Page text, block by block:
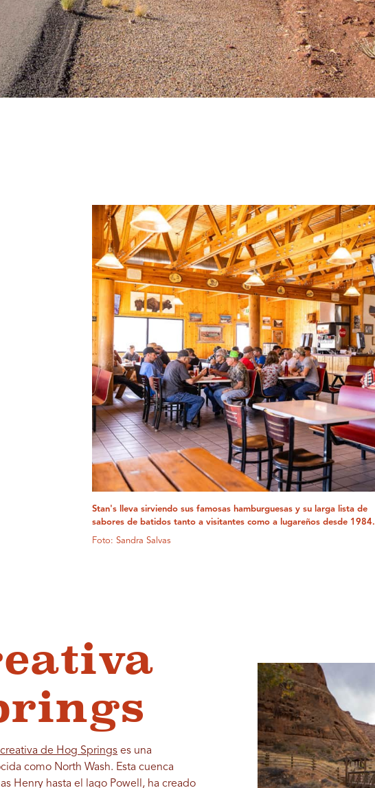
Stan's lleva sirviendo sus famosas hamburguesas y su larga lista de
sabores de batidos tanto a visitantes como a lugareños desde 1984.
Foto: Sandra Salvas
de Hog Springs es una
como North Wash. Esta cuenca
Henry hasta el lago Powell, ha creado